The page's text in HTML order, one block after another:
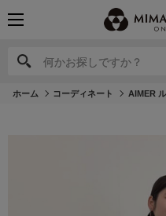
何かお探しですか？
何かお探しですか？
ホーム コーディネート AIMER